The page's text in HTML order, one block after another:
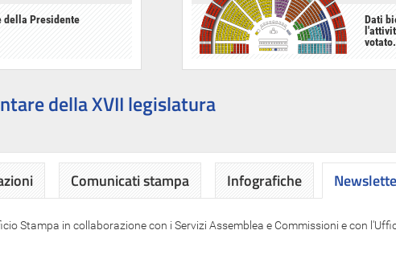
della Presidente
Dati
votato.
della XVII legislatura
Comunicati stampa Infografiche
Stampa in collaborazione con i Servizi Assemblea e Commissioni e con